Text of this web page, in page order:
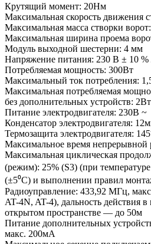
Крутящий момент: 20Нм
Максимальная скорость движения
Максимальная масса створки
Максимальная ширина проема
Модуль выходной шестерни: 4 мм
Напряжение питания: 230 В ± 10 %
Потребляемая мощность: 300Вт
Максимальный ток потребления:
Максимальная потребляемая
без дополнительных устройств: 2Вт
Питание электродвигателя: 230В ~
Конденсатор электродвигателя:
Термозащита электродвигателя:
Максимальное время непрерывной
Максимальная циклическая
(режим): 25% (S3) (при
(±5⁰С) и выполнении правил
Радиоуправление: 433,92 МГц,
AT-4N, AT-4), дальность действия
открытом пространстве — до 50м
Питание дополнительных
макс. 200мА